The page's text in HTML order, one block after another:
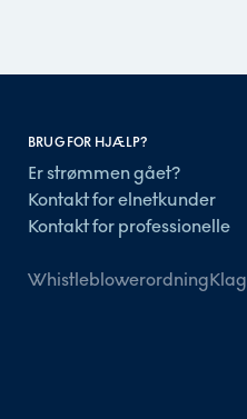
BRUG FOR HJÆLP?
Er strømmen gået?
Kontakt for elnetkunder
Kontakt for professionelle
Whistleblowerordning